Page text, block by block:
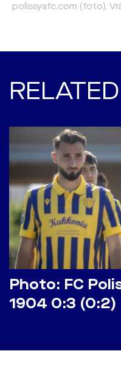
polissyafc.com (foto),
Photo: FC
1904 0:3 (0:2)